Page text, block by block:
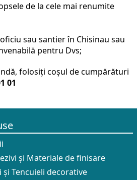
de la cele mai renumite
sau santier în Chisinau sau
pentru Dvs;
folosiți coșul de cumpărături
01
şi Materiale de finisare
și Tencuieli decorative